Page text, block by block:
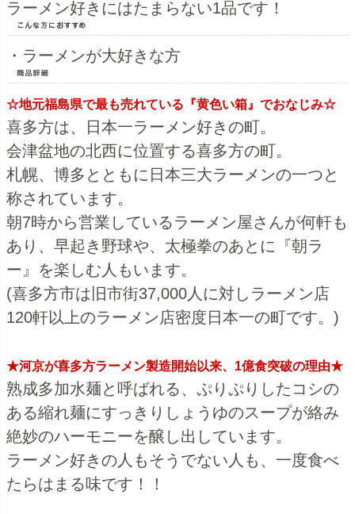
ラーメン好きにはたまらない1品です！
・ラーメンが大好きな方
☆地元福島県で最も売れている『黄色い箱』でおなじみ☆
喜多方は、日本一ラーメン好きの町。
会津盆地の北西に位置する喜多方の町。
札幌、博多とともに日本三大ラーメンの一つと
称されています。
朝7時から営業しているラーメン屋さんが何軒も
あり、早起き野球や、太極拳のあとに『朝ラ
ー』を楽しむ人もいます。
(喜多方市は旧市街37,000人に対しラーメン店
120軒以上のラーメン店密度日本一の町です。)
★河京が喜多方ラーメン製造開始以来、1億食突破の理由★
熟成多加水麺と呼ばれる、ぷりぷりしたコシの
ある縮れ麺にすっきりしょうゆのスープが絡み
絶妙のハーモニーを醸し出しています。
ラーメン好きの人もそうでない人も、一度食べ
たらはまる味です！！